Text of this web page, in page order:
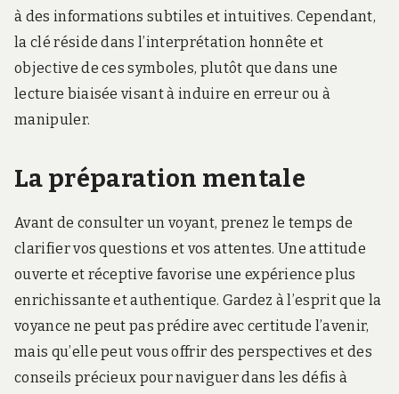
à des informations subtiles et intuitives. Cependant,
la clé réside dans l’interprétation honnête et
objective de ces symboles, plutôt que dans une
lecture biaisée visant à induire en erreur ou à
manipuler.
La préparation mentale
Avant de consulter un voyant, prenez le temps de
clarifier vos questions et vos attentes. Une attitude
ouverte et réceptive favorise une expérience plus
enrichissante et authentique. Gardez à l’esprit que la
voyance ne peut pas prédire avec certitude l’avenir,
mais qu’elle peut vous offrir des perspectives et des
conseils précieux pour naviguer dans les défis à